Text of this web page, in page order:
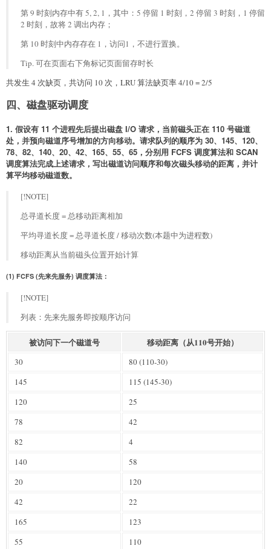
第 9 时刻内存中有 5, 2, 1，其中：5 停留 1 时刻，2 停留 3 时刻，1 停留
2 时刻，故将 2 调出内存；
第 10 时刻中内存存在 1，访问1，不进行置换。
Tip. 可在页面右下角标记页面留存时长
共发生 4 次缺页，共访问 10 次，LRU 算法缺页率 4/10 = 2/5
四、磁盘驱动调度
1. 假设有 11 个进程先后提出磁盘 I/O 请求，当前磁头正在 110 号磁道
处，并预向磁道序号增加的方向移动。请求队列的顺序为 30、145、120、
78、82、140、20、42、165、55、65，分别用 FCFS 调度算法和 SCAN
调度算法完成上述请求，写出磁道访问顺序和每次磁头移动的距离，并计
算平均移动磁道数。
[!NOTE]
总寻道长度 = 总移动距离相加
平均寻道长度 = 总寻道长度 / 移动次数(本题中为进程数)
移动距离从当前磁头位置开始计算
(1) FCFS (先来先服务) 调度算法：
[!NOTE]
列表：先来先服务即按顺序访问
被访问下一个磁道号 移动距离（从110号开始）
30
80 (110-30)
145
115 (145-30)
120
25
78
42
82
4
140
58
20
120
42
22
165
123
55
110